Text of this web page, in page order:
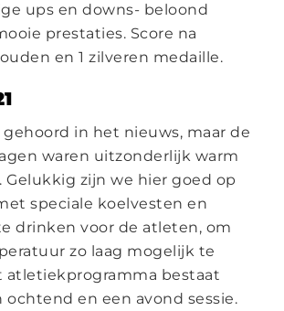
ups en downs- beloond
prestaties. Score na
en 1 zilveren medaille.
gehoord in het nieuws, maar de
waren uitzonderlijk warm
Gelukkig zijn we hier goed op
speciale koelvesten en
te drinken voor de atleten, om
zo laag mogelijk te
atletiekprogramma bestaat
ochtend en een avond sessie.